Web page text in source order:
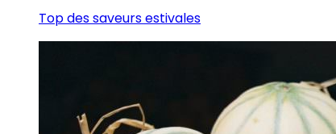
Top des saveurs estivales